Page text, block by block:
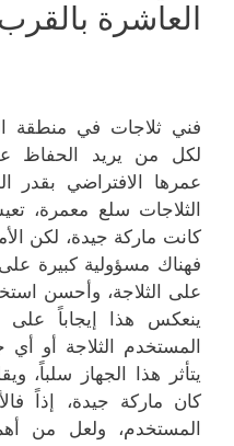
العاشرة
فني ثلاجات في منطقة
لكل من يريد الحفاظ
عمرها الافتراضي بقدر
الثلاجات سلع معمرة،
كانت ماركة جيدة، لكن
فهناك مسؤولية كبيرة
على الثلاجة، وأحسن
ينعكس هذا إيجاباً على
المستخدم الثلاجة أو
يتأثر هذا الجهاز سلباً،
كان ماركة جيدة، إذاً
المستخدم، ولعل من